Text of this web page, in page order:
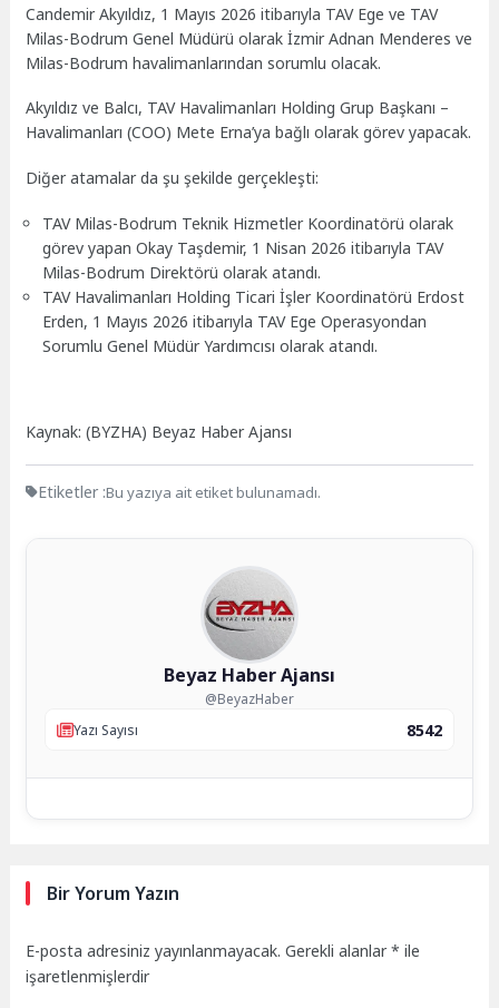
Candemir Akyıldız, 1 Mayıs 2026 itibarıyla TAV Ege ve TAV
Milas-Bodrum Genel Müdürü olarak İzmir Adnan Menderes ve
Milas-Bodrum havalimanlarından sorumlu olacak.
Akyıldız ve Balcı, TAV Havalimanları Holding Grup Başkanı –
Havalimanları (COO) Mete Erna’ya bağlı olarak görev yapacak.
Diğer atamalar da şu şekilde gerçekleşti:
TAV Milas-Bodrum Teknik Hizmetler Koordinatörü olarak
görev yapan Okay Taşdemir, 1 Nisan 2026 itibarıyla TAV
Milas-Bodrum Direktörü olarak atandı.
TAV Havalimanları Holding Ticari İşler Koordinatörü Erdost
Erden, 1 Mayıs 2026 itibarıyla TAV Ege Operasyondan
Sorumlu Genel Müdür Yardımcısı olarak atandı.
Kaynak: (BYZHA) Beyaz Haber Ajansı
Etiketler :Bu yazıya ait etiket bulunamadı.
Beyaz Haber Ajansı
@BeyazHaber
Yazı Sayısı
8542
Bir Yorum Yazın
E-posta adresiniz yayınlanmayacak. Gerekli alanlar* ile
işaretlenmişlerdir